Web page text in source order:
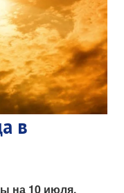
в
на 10 июля.